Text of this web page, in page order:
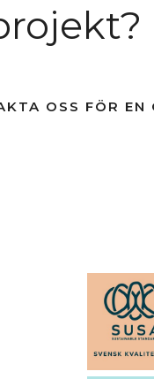
OSS FÖR EN